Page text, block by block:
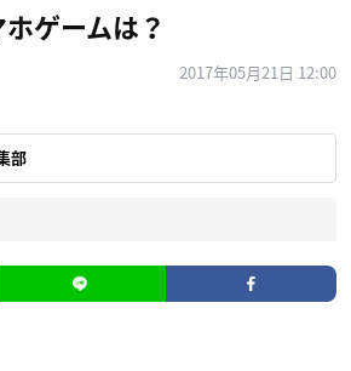
ゲームは？
2017年05月21日 12:00
部